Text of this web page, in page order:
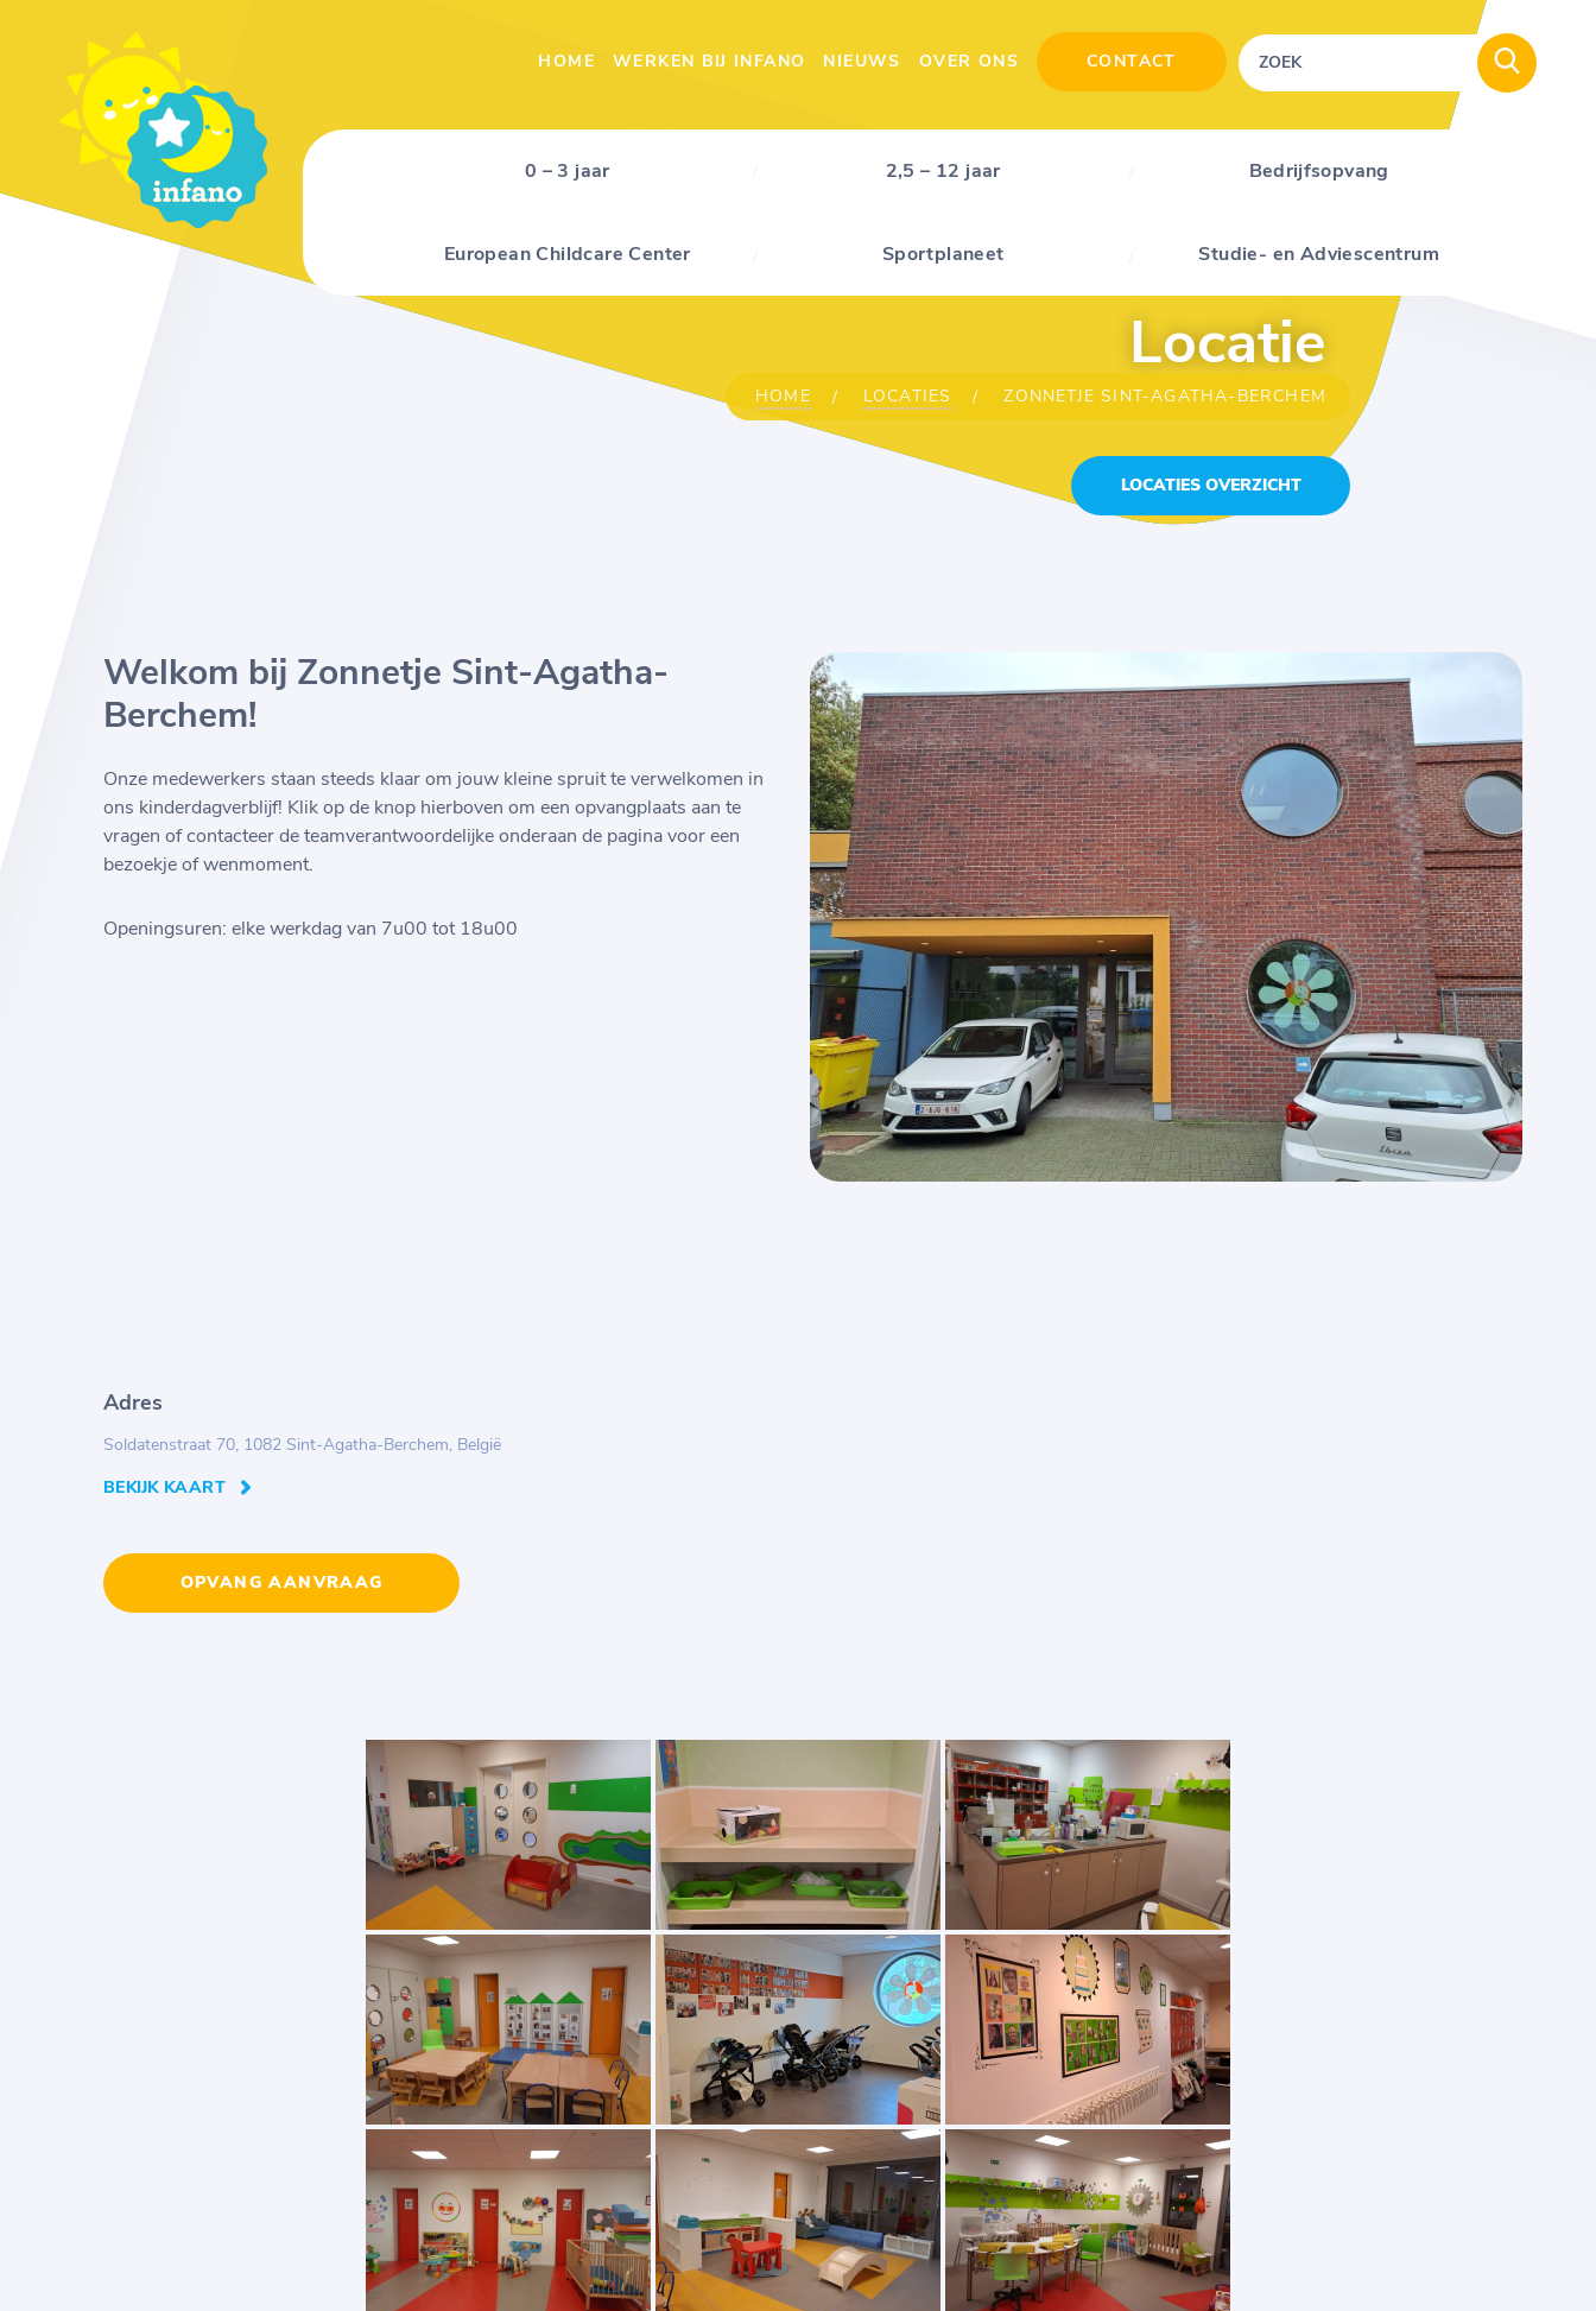
HOME WERKEN BIJ INFANO NIEUWS OVER ONS CONTACT
0 – 3 jaar 2,5 – 12 jaar Bedrijfsopvang
European Childcare Center Sportplaneet Studie- en Adviescentrum
Locatie
HOME LOCATIES ZONNETJE SINT-AGATHA-BERCHEM
LOCATIES OVERZICHT
Welkom bij Zonnetje Sint-Agatha-
Berchem!
Onze medewerkers staan steeds klaar om jouw kleine spruit te verwelkomen in
ons kinderdagverblijf! Klik op de knop hierboven om een opvangplaats aan te
vragen of contacteer de teamverantwoordelijke onderaan de pagina voor een
bezoekje of wenmoment.
Openingsuren: elke werkdag van 7u00 tot 18u00
Adres
Soldatenstraat 70, 1082 Sint-Agatha-Berchem, België
BEKIJK KAART
OPVANG AANVRAAG